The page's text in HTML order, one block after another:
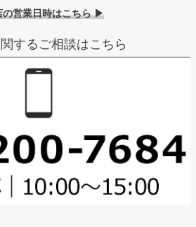
の営業日時はこちら ▶
するご相談はこちら